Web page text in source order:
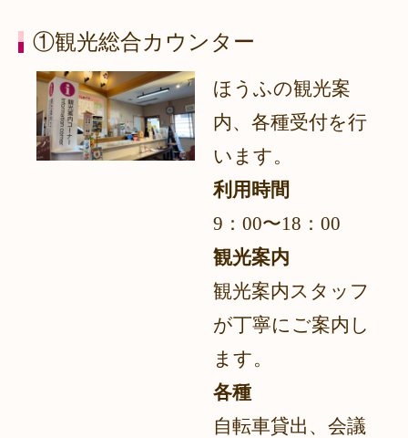
①観光総合カウンター
ほうふの観光案
内、各種受付を行
います。
利用時間
9：00〜18：00
観光案内
観光案内スタッフ
が丁寧にご案内し
ます。
各種
自転車貸出、会議